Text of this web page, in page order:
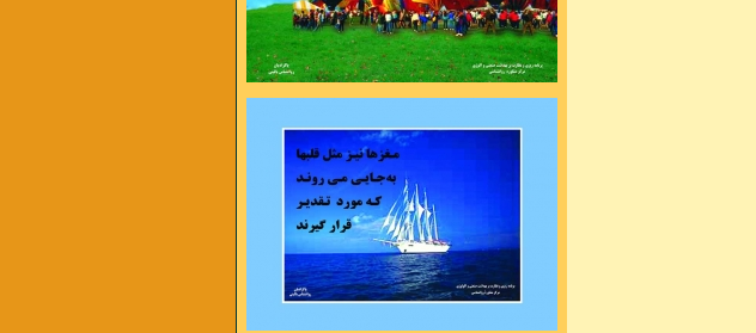
جهان بشریت به تلاش بها میدهد نه به بهانه
از شاخه اگر نچینمت می میرم
ای عادت چشم های بی حوصله ام
یک روز اگر نبینمت می میرم